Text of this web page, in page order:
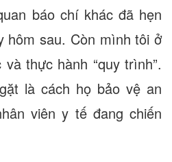
báo chí khác đã hẹn
hôm sau. Còn mình tôi ở
thực hành “quy trình”.
là cách họ bảo vệ an
viên y tế đang chiến